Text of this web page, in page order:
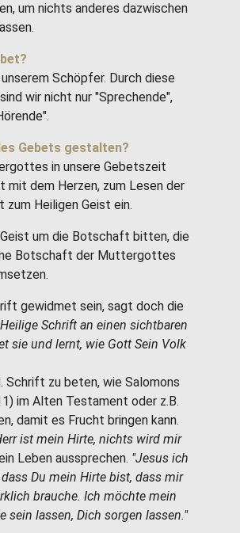
um nichts anderes dazwischen
Schöpfer. Durch diese
wir nicht nur "Sprechende",
Gebets gestalten?
in unsere Gebetszeit
mit dem Herzen, zum Lesen der
Heiligen Geist ein.
um die Botschaft bitten, die
Botschaft der Muttergottes
gewidmet sein, sagt doch die
Schrift an einen sichtbaren
sie und lernt, wie Gott Sein Volk
Schrift zu beten, wie Salomons
im Alten Testament oder z.B.
damit es Frucht bringen kann.
ist mein Hirte, nichts wird mir
Leben aussprechen. "Jesus ich
Du mein Hirte bist, dass mir
brauche. Ich möchte mein
sein lassen, Dich sorgen lassen."